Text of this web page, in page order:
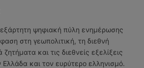
ψηφιακή πύλη ενημέρωσης
στη γεωπολιτική, τη διεθνή
και τις διεθνείς εξελίξεις
και τον ευρύτερο ελληνισμό.